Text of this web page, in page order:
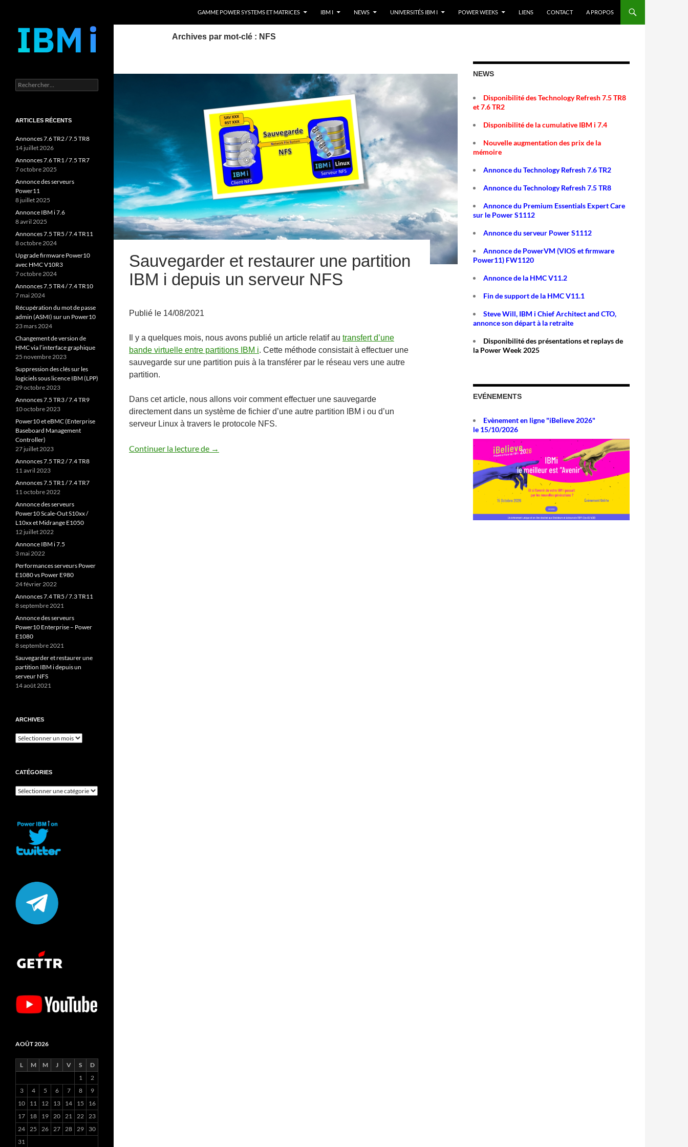
contenu
GAMME POWER SYSTEMS ET MATRICES IBM I NEWS UNIVERSITÉS IBM I POWER WEEKS LIENS CONTACT A PROPOS
Archives par mot-clé : NFS
Sauvegarder et restaurer une partition
IBM i depuis un serveur NFS
Publié le 14/08/2021
Il y a quelques mois, nous avons publié un article relatif au transfert d’une
bande virtuelle entre partitions IBM i. Cette méthode consistait à effectuer une
sauvegarde sur une partition puis à la transférer par le réseau vers une autre
partition.
Dans cet article, nous allons voir comment effectuer une sauvegarde
directement dans un système de fichier d’une autre partition IBM i ou d’un
serveur Linux à travers le protocole NFS.
Continuer la lecture de Sauvegarder et restaurer une partition IBM i depuis un serveur NFS
→
NEWS
Disponibilité des Technology Refresh 7.5 TR8
et 7.6 TR2
Disponibilité de la cumulative IBM i 7.4
Nouvelle augmentation des prix de la
mémoire
Annonce du Technology Refresh 7.6 TR2
Annonce du Technology Refresh 7.5 TR8
Annonce du Premium Essentials Expert Care
sur le Power S1112
Annonce du serveur Power S1112
Annonce de PowerVM (VIOS et firmware
Power11) FW1120
Annonce de la HMC V11.2
Fin de support de la HMC V11.1
Steve Will, IBM i Chief Architect and CTO,
annonce son départ à la retraite
Disponibilité des présentations et replays de
la Power Week 2025
EVÉNEMENTS
Evènement en ligne "iBelieve 2026"
le 15/10/2026
Rechercher :
ARTICLES RÉCENTS
Annonces 7.6 TR2 / 7.5 TR8
14 juillet 2026
Annonces 7.6 TR1 / 7.5 TR7
7 octobre 2025
Annonce des serveurs
Power11
8 juillet 2025
Annonce IBM i 7.6
8 avril 2025
Annonces 7.5 TR5 / 7.4 TR11
8 octobre 2024
Upgrade firmware Power10
avec HMC V10R3
7 octobre 2024
Annonces 7.5 TR4 / 7.4 TR10
7 mai 2024
Récupération du mot de passe
admin (ASMI) sur un Power10
23 mars 2024
Changement de version de
HMC via l’interface graphique
25 novembre 2023
Suppression des clés sur les
logiciels sous licence IBM (LPP)
29 octobre 2023
Annonces 7.5 TR3 / 7.4 TR9
10 octobre 2023
Power10 et eBMC (Enterprise
Baseboard Management
Controller)
27 juillet 2023
Annonces 7.5 TR2 / 7.4 TR8
11 avril 2023
Annonces 7.5 TR1 / 7.4 TR7
11 octobre 2022
Annonce des serveurs
Power10 Scale-Out S10xx /
L10xx et Midrange E1050
12 juillet 2022
Annonce IBM i 7.5
3 mai 2022
Performances serveurs Power
E1080 vs Power E980
24 février 2022
Annonces 7.4 TR5 / 7.3 TR11
8 septembre 2021
Annonce des serveurs
Power10 Enterprise – Power
E1080
8 septembre 2021
Sauvegarder et restaurer une
partition IBM i depuis un
serveur NFS
14 août 2021
ARCHIVES
Archives
CATÉGORIES
Catégories
AOÛT 2026
L M M J V S
D
1
2
3
4 5 6 7 8
9
10
11 12 13 14 15
16
17
18 19 20 21 22 23
24 25 26 27 28 29
30
31